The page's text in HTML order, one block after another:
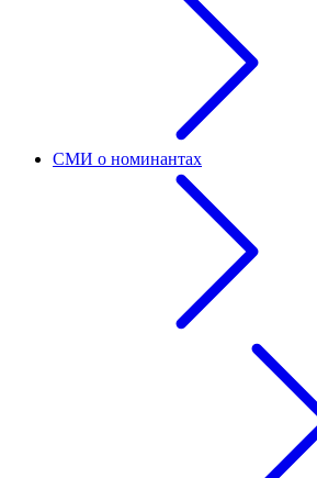
СМИ о номинантах